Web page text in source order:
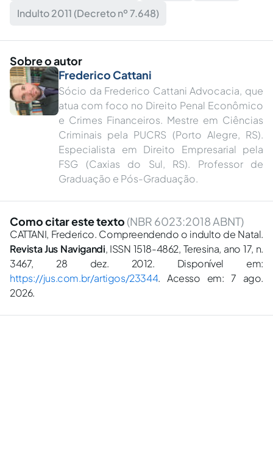
Indulto 2011 (Decreto nº 7.648)
Sobre o autor
Frederico Cattani
Sócio da Frederico Cattani Advocacia, que
atua com foco no Direito Penal Econômico
e Crimes Financeiros. Mestre em Ciências
Criminais pela PUCRS (Porto Alegre, RS).
Especialista em Direito Empresarial pela
FSG (Caxias do Sul, RS). Professor de
Graduação e Pós-Graduação.
Como citar este texto (NBR 6023:2018 ABNT)
CATTANI, Frederico. Compreendendo o indulto de Natal.
Revista Jus Navigandi, ISSN 1518-4862, Teresina, ano 17, n.
3467, 28 dez. 2012. Disponível em:
https://jus.com.br/artigos/23344. Acesso em: 7 ago.
2026.